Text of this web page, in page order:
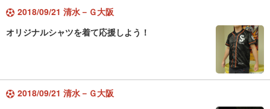
2018/09/21 清水－Ｇ大阪
オリジナルシャツを着て応援しよう！
2018/09/21 清水－Ｇ大阪